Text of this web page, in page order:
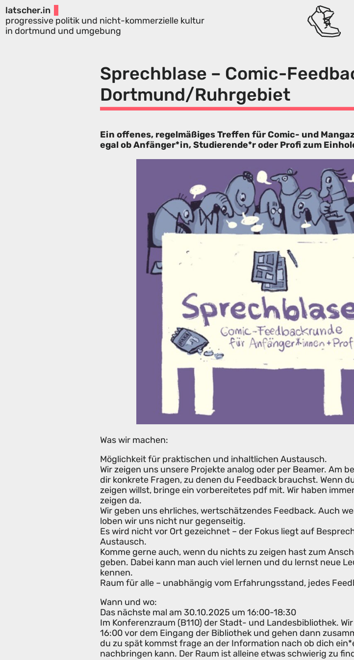
latscher.in
progressive politik und nicht-kommerzielle kultur
in dortmund und umgebung
Sprechblase – Comic-
Dortmund/Ruhrgebiet
Ein offenes, regelmäßiges Treffen für Comic- und
egal ob Anfänger*in, Studierende*r oder Profi zum
Was wir machen:
Möglichkeit für praktischen und inhaltlichen Austausch.
Wir zeigen uns unsere Projekte analog oder per Beamer. Am
dir konkrete Fragen, zu denen du Feedback brauchst. Wenn
zeigen willst, bringe ein vorbereitetes pdf mit. Wir haben
zeigen da.
Wir geben uns ehrliches, wertschätzendes Feedback. Auch
loben wir uns nicht nur gegenseitig.
Es wird nicht vor Ort gezeichnet – der Fokus liegt auf
Austausch.
Komme gerne auch, wenn du nichts zu zeigen hast zum
geben. Dabei kann man auch viel lernen und du lernst neue
kennen.
Raum für alle – unabhängig vom Erfahrungsstand, jedes
Wann und wo:
Das nächste mal am 30.10.2025 um 16:00-18:30
Im Konferenzraum (B110) der Stadt- und Landesbibliothek.
16:00 vor dem Eingang der Bibliothek und gehen dann
du zu spät kommst frage an der Information nach ob dich
nachbringen kann. Der Raum ist alleine etwas schwierig zu